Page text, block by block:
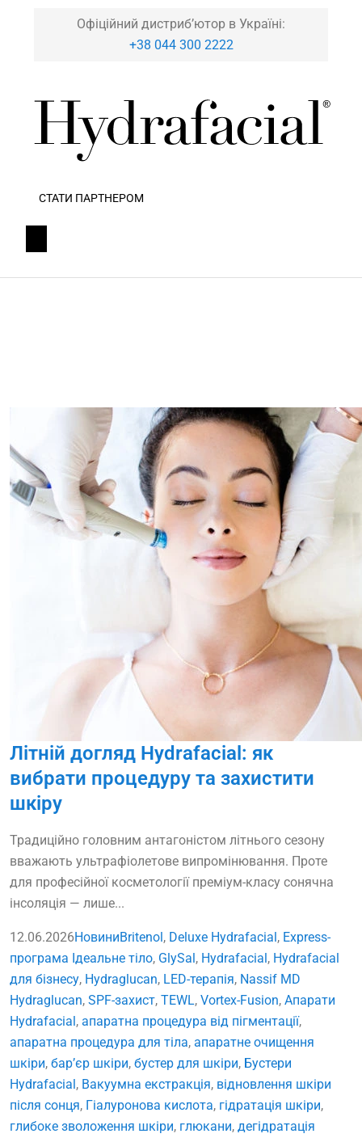
Офіційний дистриб’ютор в Україні:
+38 044 300 2222
СТАТИ ПАРТНЕРОМ
Літній догляд Hydrafacial: як
вибрати процедуру та захистити
шкіру
Традиційно головним антагоністом літнього сезону
вважають ультрафіолетове випромінювання. Проте
для професійної косметології преміум-класу сонячна
інсоляція — лише...
12.06.2026НовиниBritenol , Deluxe Hydrafacial , Express-
програма Ідеальне тіло, GlySal , Hydrafacial , Hydrafacial
для бізнесу, Hydraglucan, LED-терапія, Nassif MD
Hydraglucan, SPF-захист, TEWL, Vortex-Fusion, Апарати
Hydrafacial , апаратна процедура від пігментації,
апаратна процедура для тіла, апаратне очищення
шкіри, бар’єр шкіри, бустер для шкіри, Бустери
Hydrafacial , Вакуумна екстракція, відновлення шкіри
після сонця, Гіалуронова кислота, гідратація шкіри,
глибоке зволоження шкіри, глюкани, дегідратація